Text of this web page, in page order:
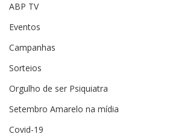
ABP TV
Eventos
Campanhas
Sorteios
Orgulho de ser Psiquiatra
Setembro Amarelo na mídia
Covid-19